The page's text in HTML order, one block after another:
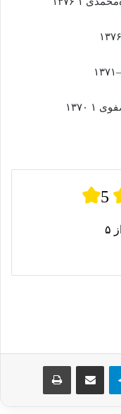
5
از ۵
تلگرام اشتراک گذاری از طریق ایمیل چاپ